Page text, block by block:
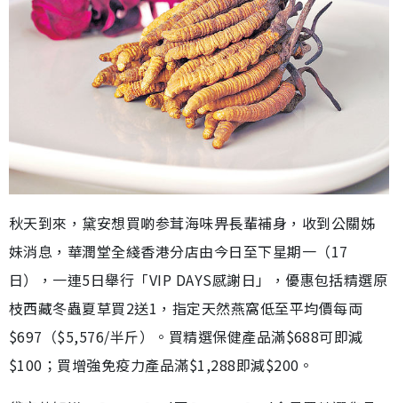
秋天到來，黛安想買啲参茸海味畀長輩補身，收到公關姊
妹消息，華潤堂全綫香港分店由今日至下星期一（17
日），一連5日舉行「VIP DAYS感謝日」，優惠包括精選原
枝西藏冬蟲夏草買2送1，指定天然燕窩低至平均價每両
$697（$5,576/半斤）。買精選保健產品滿$688可即減
$100；買增強免疫力產品滿$1,288即減$200。